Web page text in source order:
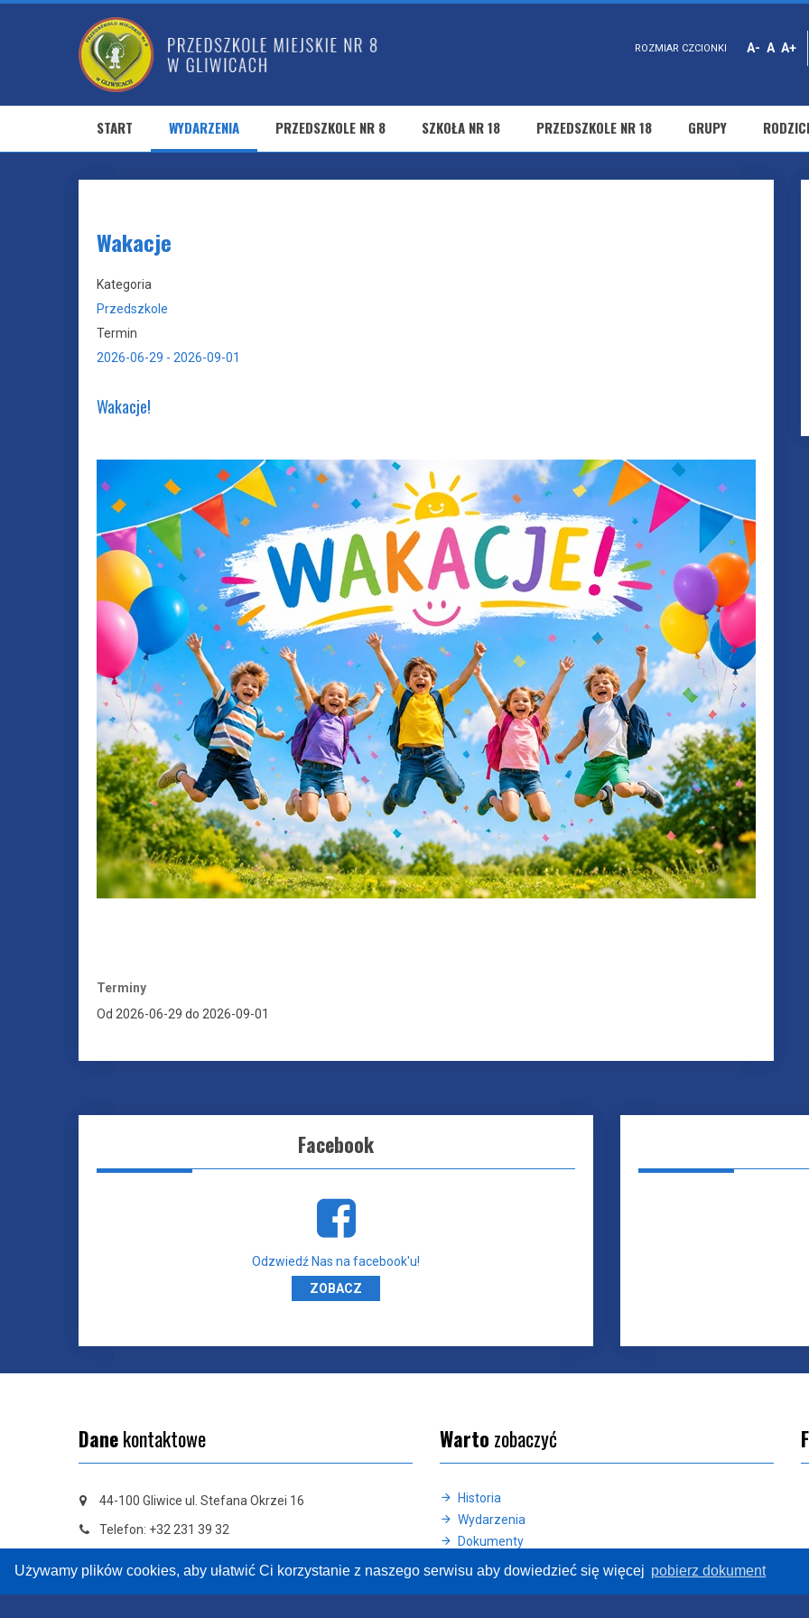
Używamy plików cookies, aby ułatwić Ci korzystanie z naszego serwisu aby dowiedzieć się więcej pobierz dokument
ROZMIAR CZCIONKI A- A A+
START WYDARZENIA PRZEDSZKOLE NR 8 SZKOŁA NR 18 PRZEDSZKOLE NR 18 GRUPY
Wakacje
Kategoria
Przedszkole
Termin
2026-06-29 - 2026-09-01
Wakacje!
Terminy
Od 2026-06-29 do 2026-09-01
Facebook
Odzwiedź Nas na facebook'u!
ZOBACZ
Danekontaktowe
44-100 Gliwice ul. Stefana Okrzei 16
Telefon: +32 231 39 32
Warto zobaczyć
Historia
Wydarzenia
Dokumenty
Deklaracja dostępności